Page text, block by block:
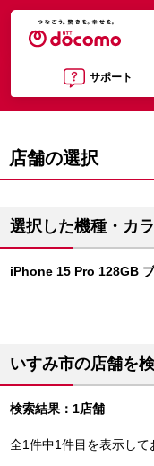
サポート
店舗の選択
選択した機種・カ
iPhone 15 Pro 128GB
いすみ市の店舗を
検索結果：1店舗
全1件中1件目を表示し